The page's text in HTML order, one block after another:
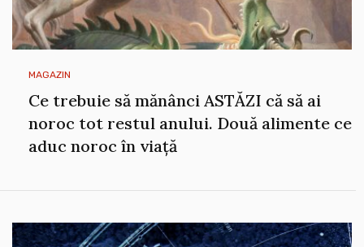
MAGAZIN
Ce trebuie să mănânci ASTĂZI că să ai
noroc tot restul anului. Două alimente ce
aduc noroc în viață